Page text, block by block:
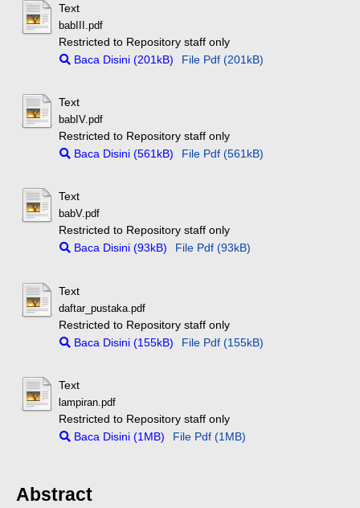
Text
babIII.pdf
Restricted to Repository staff only
Baca Disini (201kB)
File Pdf (201kB)
Text
babIV.pdf
Restricted to Repository staff only
Baca Disini (561kB)
File Pdf (561kB)
Text
babV.pdf
Restricted to Repository staff only
Baca Disini (93kB)
File Pdf (93kB)
Text
daftar_pustaka.pdf
Restricted to Repository staff only
Baca Disini (155kB)
File Pdf (155kB)
Text
lampiran.pdf
Restricted to Repository staff only
Baca Disini (1MB)
File Pdf (1MB)
Abstract